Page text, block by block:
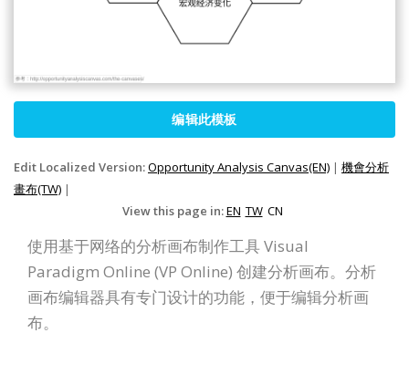
编辑此模板
Edit Localized Version:Opportunity Analysis Canvas(EN) | 機會分析
畫布(TW) |
View this page in:EN TW CN
使用基于网络的分析画布制作工具 Visual
Paradigm Online (VP Online) 创建分析画布。分析
画布编辑器具有专门设计的功能，便于编辑分析画
布。